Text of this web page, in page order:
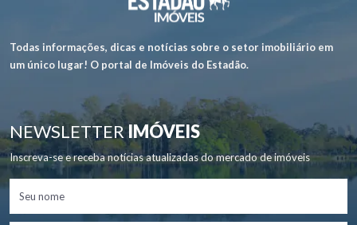
Todas informações, dicas e notícias sobre o setor imobiliário em
um único lugar! O portal de Imóveis do Estadão.
NEWSLETTERIMÓVEIS
Inscreva-se e receba notícias atualizadas do mercado de imóveis